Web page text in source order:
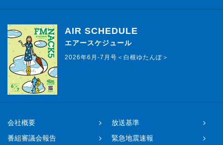
AIR SCHEDULE
エアースケジュール
2026年6月-7月号＜白根ゆたんぽ＞
会社概要
放送基準
番組審議会報告
緊急地震速報